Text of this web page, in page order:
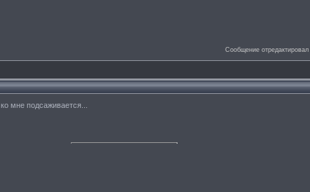
Сообщение отредактировал
мне подсаживается...